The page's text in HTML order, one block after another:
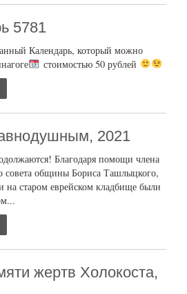
5781
Календарь, который можно
стоимостью 50 рублей
2021
Благодаря помощи члена
совета общины Бориса Ташлыцкого,
на старом еврейском кладбище были
жертв Холокоста,